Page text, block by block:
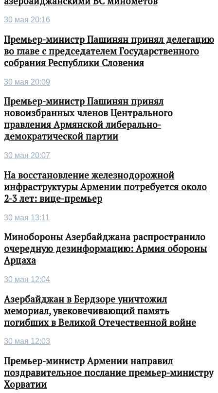
30 мая 20:16
Премьер-министр Пашинян принял делегацию
во главе с председателем Государственного
собрания Республики Словения
30 мая 20:09
Премьер-министр Пашинян принял
новоизбранных членов Центрального
правления Армянской либерально-
демократической партии
30 мая 20:07
На восстановление железнодорожной
инфраструктуры Армении потребуется около
2-3 лет: вице-премьер
30 мая 13:11
Минобороны Азербайджана распространило
очередную дезинформацию: Армия обороны
Арцаха
30 мая 12:04
Азербайджан в Бердзоре уничтожил
мемориал, увековечивающий память
погибших в Великой Отечественной войне
30 мая 12:03
Премьер-министр Армении направил
поздравительное послание премьер-министру
Хорватии